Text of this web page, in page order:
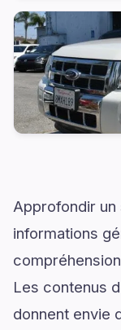
Approfondir
informations
Les contenus
donnent envie